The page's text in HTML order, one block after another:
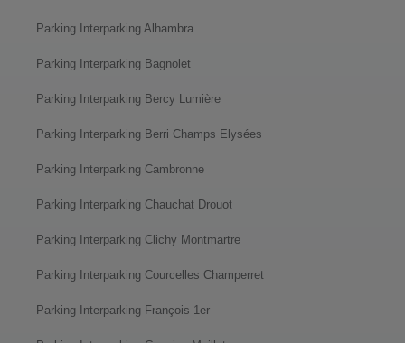
Parking Interparking Alhambra
Parking Interparking Bagnolet
Parking Interparking Bercy Lumière
Parking Interparking Berri Champs Elysées
Parking Interparking Cambronne
Parking Interparking Chauchat Drouot
Parking Interparking Clichy Montmartre
Parking Interparking Courcelles Champerret
Parking Interparking François 1er